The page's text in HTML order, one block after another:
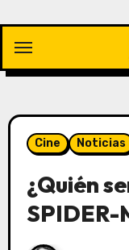
contenido
Cine Noticias
¿Quién
SPIDER-